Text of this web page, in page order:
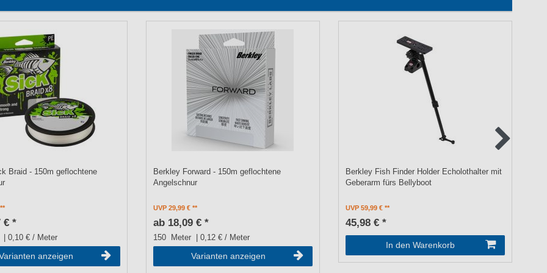
Braid - 150m geflochtene
€ *
| 0,10 € / Meter
anzeigen
Berkley Forward - 150m geflochtene
Angelschnur
UVP 29,99 €
ab 18,09 € *
150 Meter | 0,12 € / Meter
Varianten anzeigen
Berkley Fish Finder Holder Echolothalter mit
Geberarm fürs Bellyboot
UVP 59,99 €
45,98 € *
In den Warenkorb